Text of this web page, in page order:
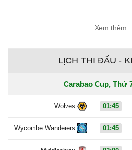
Xem thêm
LỊCH THI ĐẤU -
Carabao Cup, Thứ
Wolves 01:45
Wycombe Wanderers 01:45